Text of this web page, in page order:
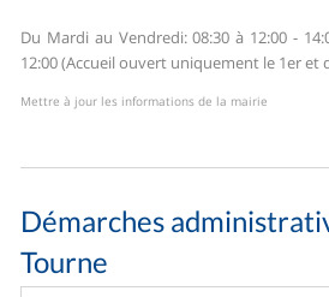
Du Mardi au Vendredi: 08:30 à 12:00 -
12:00 (Accueil ouvert uniquement le 1er et
Mettre à jour les informations de la mairie
Démarches
Tourne